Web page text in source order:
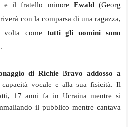
e il fratello minore Ewald(Georg
con la comparsa di una ragazza,
volta come tutti gli uomini sono
.
di Richie Bravo addosso a
vocale e alla sua fisicità. Il
17 anni fa in Ucraina mentre si
il pubblico mentre cantava